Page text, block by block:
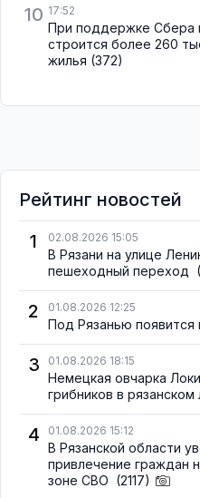
10 17:52
При поддержке Сбера
строится более 260
жилья (372)
Рейтинг новостей
1
02.08.2026 15:05
В Рязани на улице
пешеходный переход
2 01.08.2026 12:25
Под Рязанью появится
3 01.08.2026 18:15
Немецкая овчарка
грибников в рязанском
4 01.08.2026 15:12
В Рязанской области
привлечение граждан
зоне СВО (2117)